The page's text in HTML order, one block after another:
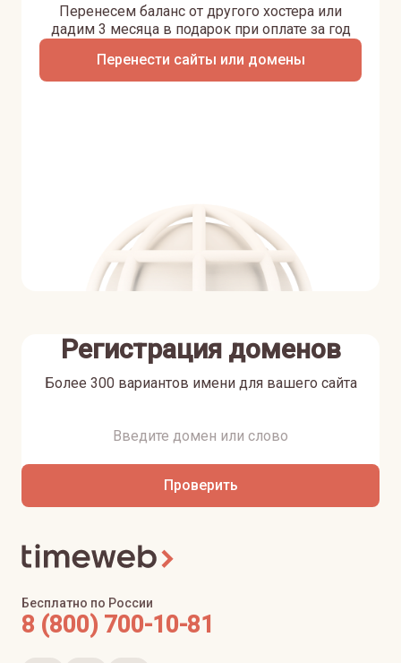
Перенести сайты или домены
Перенесем баланс от другого хостера или
дадим 3 месяца в подарок при оплате за год
Регистрация доменов
Более 300 вариантов имени для вашего сайта
Проверить
Бесплатно по России
8 (800) 700-10-81